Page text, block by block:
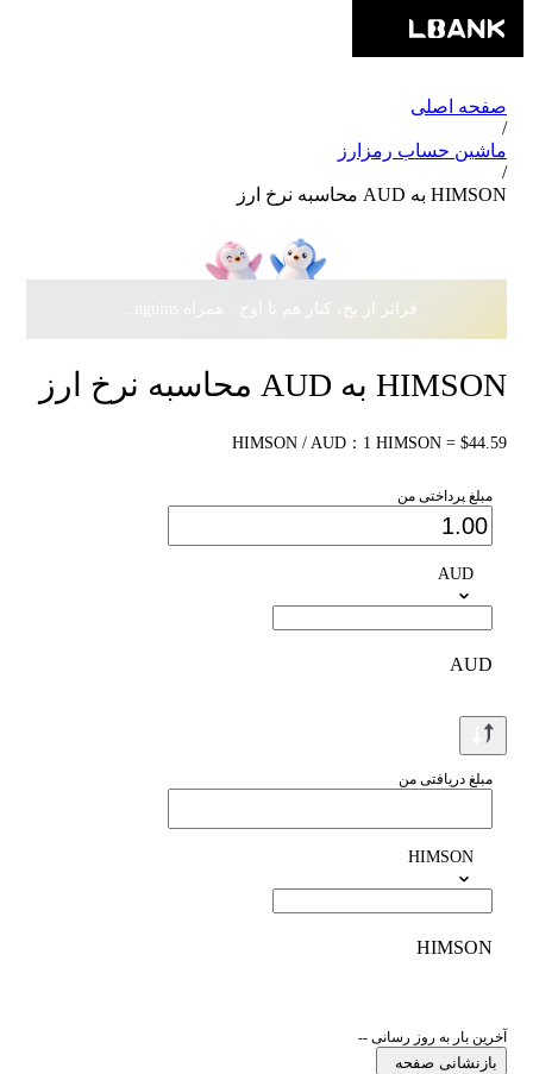
صفحه اصلی
/
ماشین حساب رمزارز
/
HIMSON به AUD محاسبه نرخ ارز
HIMSON به AUD محاسبه نرخ ارز
HIMSON / AUD：1 HIMSON = $44.59
مبلغ پرداختی من
AUD
AUD
مبلغ دریافتی من
HIMSON
HIMSON
آخرین بار به روز رسانی --
بازنشانی صفحه